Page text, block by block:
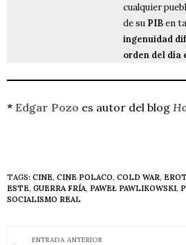
cualquier
de su PIBen
ingenuidad
orden del día
* Edgar Pozo es autor del blog
TAGS: CINE, CINE POLACO, COLD WAR,
ESTE, GUERRA FRÍA, PAWEŁ PAWLIKOWSKI,
SOCIALISMO REAL
ENTRADA ANTERIOR